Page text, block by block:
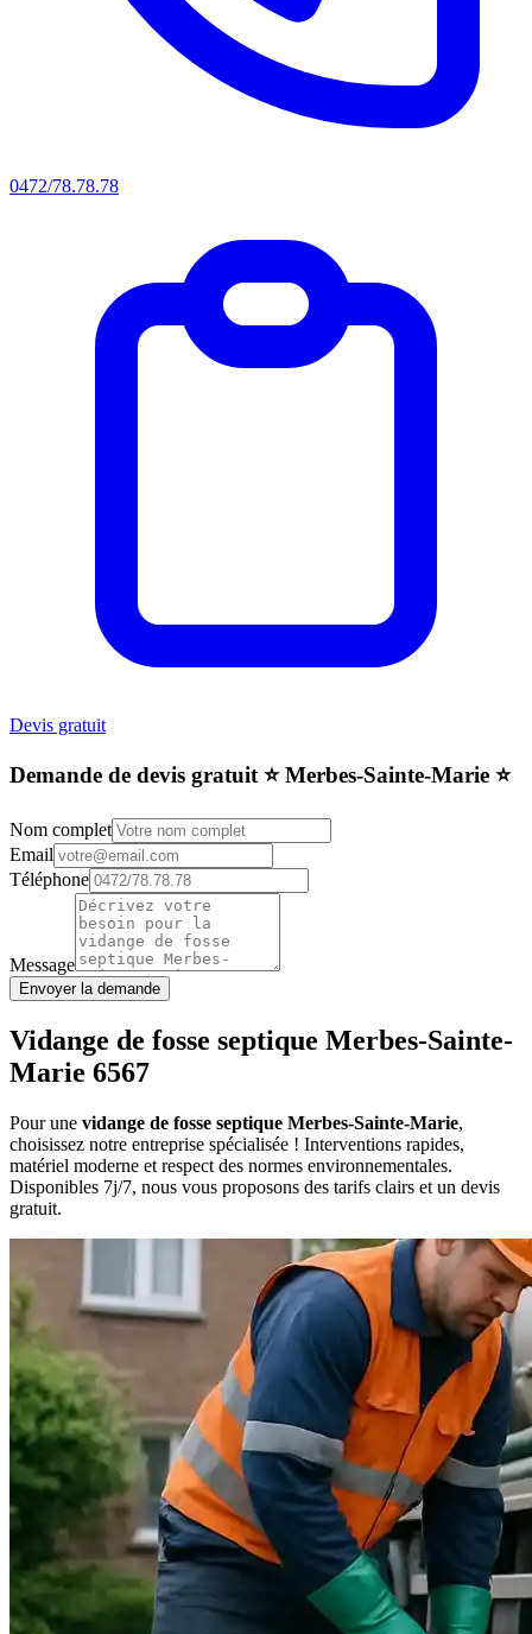
0472/78.78.78
Devis gratuit
Demande de devis gratuit ⭐️ Merbes-Sainte-Marie ⭐️
Nom complet
Email
Téléphone
Message
Envoyer la demande
Vidange de fosse septique Merbes-Sainte-
Marie 6567
Pour une vidange de fosse septique Merbes-Sainte-Marie,
choisissez notre entreprise spécialisée ! Interventions rapides,
matériel moderne et respect des normes environnementales.
Disponibles 7j/7, nous vous proposons des tarifs clairs et un devis
gratuit.